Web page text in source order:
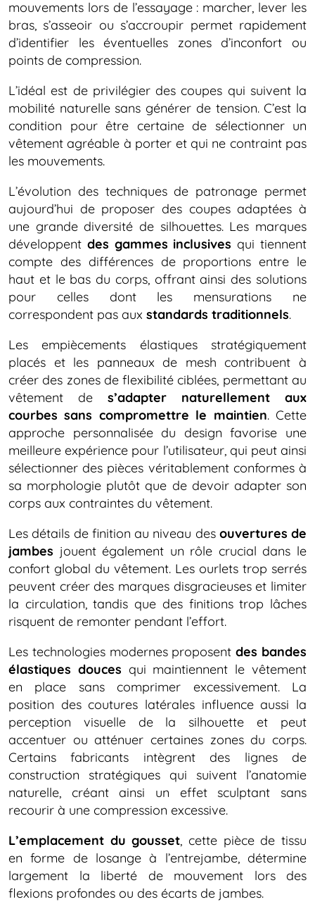
mouvements lors de l’essayage : marcher, lever les
bras, s’asseoir ou s’accroupir permet rapidement
d’identifier les éventuelles zones d’inconfort ou
points de compression.
L’idéal est de privilégier des coupes qui suivent la
mobilité naturelle sans générer de tension. C’est la
condition pour être certaine de sélectionner un
vêtement agréable à porter et qui ne contraint pas
les mouvements.
L’évolution des techniques de patronage permet
aujourd’hui de proposer des coupes adaptées à
une grande diversité de silhouettes. Les marques
développent des gammes inclusives qui tiennent
compte des différences de proportions entre le
haut et le bas du corps, offrant ainsi des solutions
pour celles dont les mensurations ne
correspondent pas aux standards traditionnels.
Les empiècements élastiques stratégiquement
placés et les panneaux de mesh contribuent à
créer des zones de flexibilité ciblées, permettant au
vêtement de s’adapter naturellement aux
courbes sans compromettre le maintien. Cette
approche personnalisée du design favorise une
meilleure expérience pour l’utilisateur, qui peut ainsi
sélectionner des pièces véritablement conformes à
sa morphologie plutôt que de devoir adapter son
corps aux contraintes du vêtement.
Les détails de finition au niveau des ouvertures de
jambes jouent également un rôle crucial dans le
confort global du vêtement. Les ourlets trop serrés
peuvent créer des marques disgracieuses et limiter
la circulation, tandis que des finitions trop lâches
risquent de remonter pendant l’effort.
Les technologies modernes proposentdes bandes
élastiques douces qui maintiennent le vêtement
en place sans comprimer excessivement. La
position des coutures latérales influence aussi la
perception visuelle de la silhouette et peut
accentuer ou atténuer certaines zones du corps.
Certains fabricants intègrent des lignes de
construction stratégiques qui suivent l’anatomie
naturelle, créant ainsi un effet sculptant sans
recourir à une compression excessive.
L’emplacement du gousset, cette pièce de tissu
en forme de losange à l’entrejambe, détermine
largement la liberté de mouvement lors des
flexions profondes ou des écarts de jambes.